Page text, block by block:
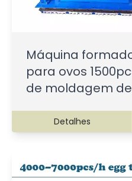
Máquina
para ovos
de moldagem
Detalhes